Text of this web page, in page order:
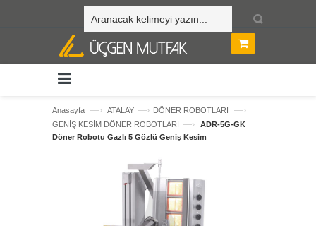
Anasayfa —› ATALAY —› DÖNER ROBOTLARI —›
GENİŞ KESİM DÖNER ROBOTLARI —›
ADR-5G-GK
Döner Robotu Gazlı 5 Gözlü Geniş Kesim